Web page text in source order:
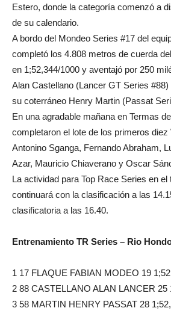
Estero, donde la categoría comenzó a
de su calendario.
A bordo del Mondeo Series #17 del
completó los 4.808 metros de cuerda
en 1;52,344/1000 y aventajó por 250
Alan Castellano (Lancer GT Series
su coterráneo Henry Martin (Passat
En una agradable mañana en Termas
completaron el lote de los primeros diez
Antonino Sganga, Fernando Abraham,
Azar, Mauricio Chiaverano y Oscar
La actividad para Top Race Series en
continuará con la clasificación a las
clasificatoria a las 16.40.
Entrenamiento TR Series – Rio
1 17 FLAQUE FABIAN MODEO 19
2 88 CASTELLANO ALAN LANCER 25
3 58 MARTIN HENRY PASSAT 28